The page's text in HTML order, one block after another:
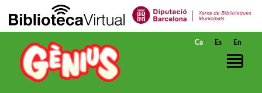
Salta al contingut principal
Ca Es En